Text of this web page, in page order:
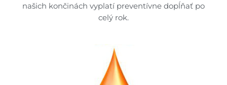
našich končinách vyplatí preventívne dopĺňať po
celý rok.